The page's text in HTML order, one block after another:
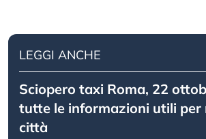
LEGGI ANCHE
Sciopero taxi Roma, 22
tutte le informazioni utili per
città